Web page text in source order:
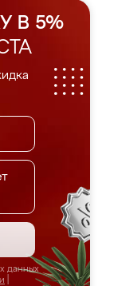
В 5%
данных